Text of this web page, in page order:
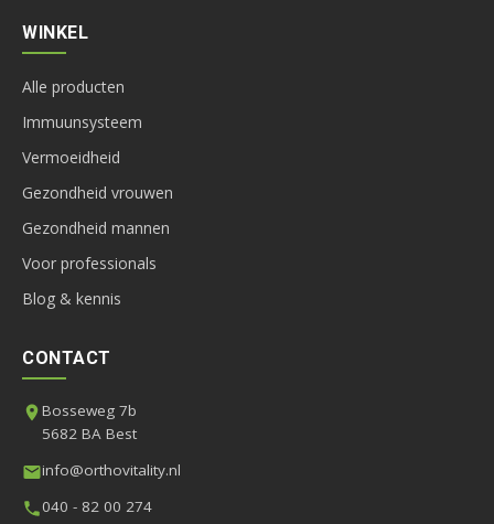
WINKEL
Alle producten
Immuunsysteem
Vermoeidheid
Gezondheid vrouwen
Gezondheid mannen
Voor professionals
Blog & kennis
CONTACT
Bosseweg 7b
5682 BA Best
info@orthovitality.nl
040 - 82 00 274